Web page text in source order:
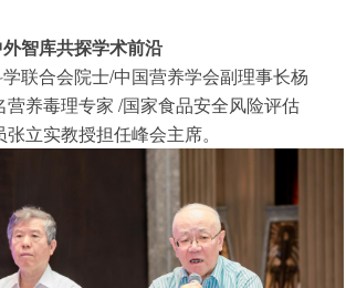
智库共探学术前沿
联合会院士/中国营养学会副理事长杨
营养毒理专家 /国家食品安全风险评估
立实教授担任峰会主席。